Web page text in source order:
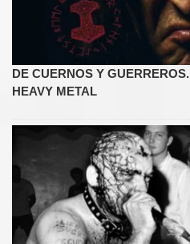
DE CUERNOS Y
HEAVY METAL